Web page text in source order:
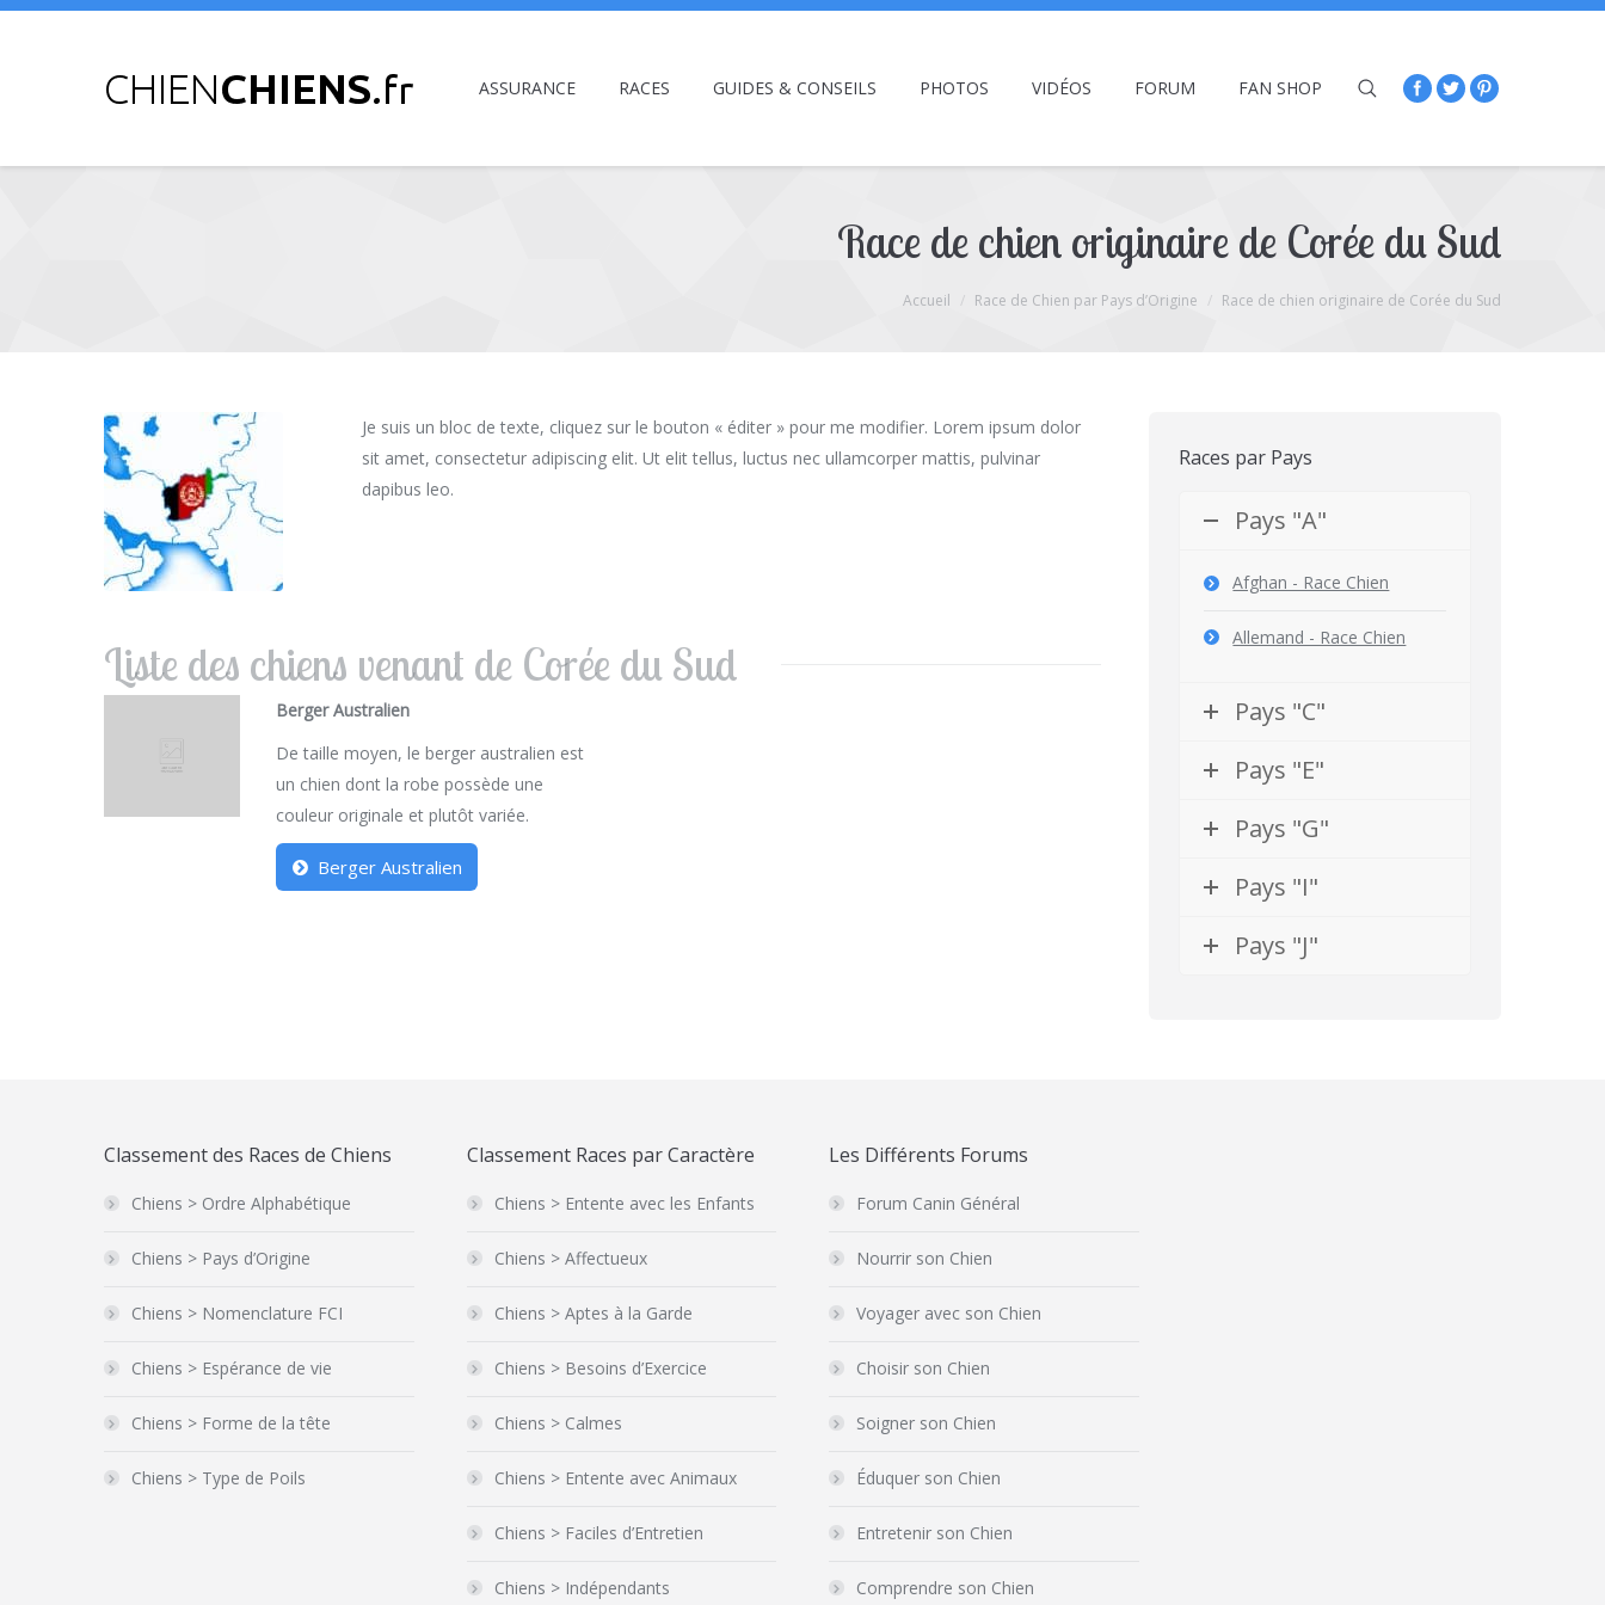
ASSURANCE RACES GUIDES & CONSEILS PHOTOS VIDÉOS FORUM FAN SHOP
Race de chien originaire de Corée du Sud
Accueil Race de Chien par Pays d’Origine Race de chien originaire de Corée du Sud
Je suis un bloc de texte, cliquez sur le bouton « éditer » pour me modifier. Lorem ipsum dolor
sit amet, consectetur adipiscing elit. Ut elit tellus, luctus nec ullamcorper mattis, pulvinar
dapibus leo.
Liste des chiens venant de Corée du Sud
Berger Australien
De taille moyen, le berger australien est
un chien dont la robe possède une
couleur originale et plutôt variée.
Berger Australien
Races par Pays
Pays "A"
Afghan - Race Chien
Allemand - Race Chien
Pays "C"
Pays "E"
Pays "G"
Pays "I"
Pays "J"
Classement des Races de Chiens
Chiens > Ordre Alphabétique
Chiens > Pays d’Origine
Chiens > Nomenclature FCI
Chiens > Espérance de vie
Chiens > Forme de la tête
Chiens > Type de Poils
Classement Races par Caractère
Chiens > Entente avec les Enfants
Chiens > Affectueux
Chiens > Aptes à la Garde
Chiens > Besoins d’Exercice
Chiens > Calmes
Chiens > Entente avec Animaux
Chiens > Faciles d’Entretien
Chiens > Indépendants
Les Différents Forums
Forum Canin Général
Nourrir son Chien
Voyager avec son Chien
Choisir son Chien
Soigner son Chien
Éduquer son Chien
Entretenir son Chien
Comprendre son Chien